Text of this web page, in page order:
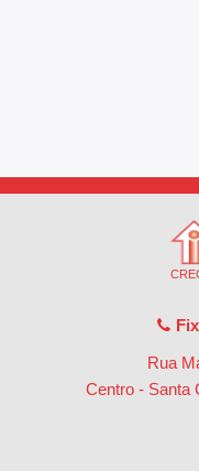
Rua
Centro - Santa